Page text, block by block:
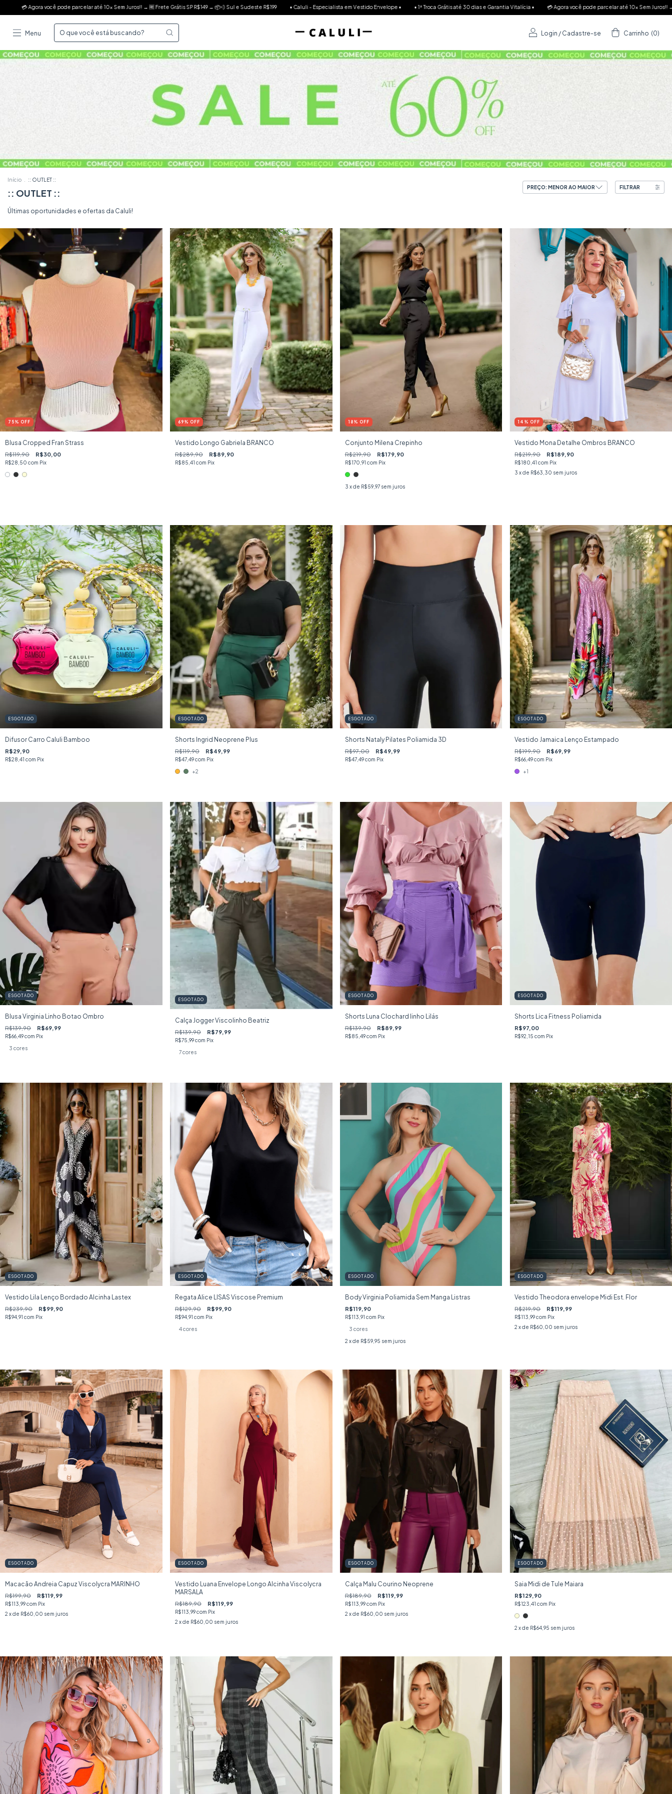
→ 🆓 Frete Grátis SP R$149 → 📦💨 Sul e Sudeste R$199 • Caluli - Especialista em Vestido Envelope • • 1ª Troca Grátis até 30 dias e Garantia Vitalícia • 💳 Agora você pode parcelar até 10x Sem Juros!! → 🆓 Frete Grátis SP R$149 → 📦💨 Sul e Sudeste R$199
Menu Login / Cadastre-se Carrinho (0)
Início :: OUTLET ::
:: OUTLET :: FILTRAR
Últimas oportunidades e ofertas da Caluli!
75 % OFF
Blusa Cropped Fran Strass
R$119,90 R$30,00
R$28,50 com Pix
69 % OFF
Vestido Longo Gabriela BRANCO
R$289,90 R$89,90
R$85,41 com Pix
18 % OFF
Conjunto Milena Crepinho
R$219,90 R$179,90
R$170,91 com Pix
3 x de R$59,97 sem juros
14 % OFF
Vestido Mona Detalhe Ombros BRANCO
R$219,90 R$189,90
R$180,41com Pix
3 x de R$63,30 sem juros
ESGOTADO
Difusor Carro Caluli Bamboo
R$29,90
R$28,41 com Pix
ESGOTADO
Shorts Ingrid Neoprene Plus
R$119,90 R$49,99
R$47,49com Pix
+2
ESGOTADO
Shorts Nataly Pilates Poliamida 3D
R$97,00 R$49,99
R$47,49com Pix
ESGOTADO
Vestido Jamaica Lenço Estampado
R$199,90 R$69,99
R$66,49com Pix
+1
ESGOTADO
Blusa Virginia Linho Botao Ombro
R$139,90 R$69,99
R$66,49com Pix
3 cores
ESGOTADO
Calça Jogger Viscolinho Beatriz
R$139,90 R$79,99
R$75,99com Pix
7 cores
ESGOTADO
Shorts Luna Clochard linho Lilás
R$139,90 R$89,99
R$85,49com Pix
ESGOTADO
Shorts Lica Fitness Poliamida
R$97,00
R$92,15com Pix
ESGOTADO
Vestido Lila Lenço Bordado Alcinha Lastex
R$239,90 R$99,90
R$94,91 com Pix
ESGOTADO
Regata Alice LISAS Viscose Premium
R$129,90 R$99,90
R$94,91 com Pix
4 cores
ESGOTADO
Body Virginia Poliamida Sem Manga Listras
R$119,90
R$113,91 com Pix
3 cores
2 x de R$59,95 sem juros
ESGOTADO
Vestido Theodora envelope Midi Est. Flor
R$219,90 R$119,99
R$113,99com Pix
2 x de R$60,00 sem juros
ESGOTADO
Macacão Andreia Capuz Viscolycra MARINHO
R$199,90 R$119,99
R$113,99com Pix
2 x de R$60,00 sem juros
ESGOTADO
Vestido Luana Envelope Longo Alcinha Viscolycra
MARSALA
R$189,90 R$119,99
R$113,99com Pix
2 x de R$60,00 sem juros
ESGOTADO
Calça Malu Courino Neoprene
R$189,90 R$119,99
R$113,99com Pix
2 x de R$60,00 sem juros
ESGOTADO
Saia Midi de Tule Maiara
R$129,90
R$123,41com Pix
2 x de R$64,95 sem juros